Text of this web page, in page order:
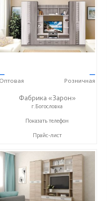
Оптовая
—
Розничная
Фабрика «Зарон»
г.Богословка
+7 (8412) 21-50-66
Показать телефон
Прайс-лист